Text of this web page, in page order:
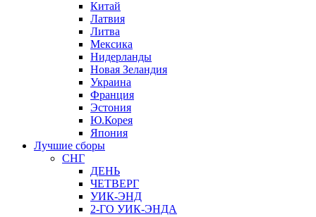
Китай
Латвия
Литва
Мексика
Нидерланды
Новая Зеландия
Украина
Франция
Эстония
Ю.Корея
Япония
Лучшие сборы
СНГ
ДЕНЬ
ЧЕТВЕРГ
УИК-ЭНД
2-ГО УИК-ЭНДА